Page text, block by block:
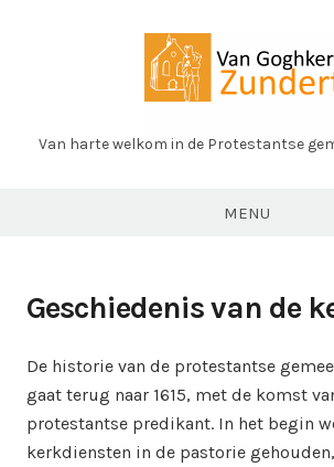
PK
Van harte welkom in de Protestantse
MENU
Geschiedenis van de
De historie van de protestantse
gaat terug naar 1615, met de komst
protestantse predikant. In het begin
kerkdiensten in de pastorie